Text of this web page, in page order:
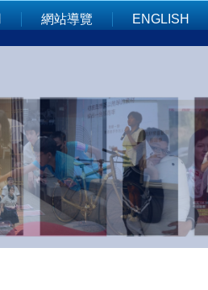
網站導覽 ENGLISH